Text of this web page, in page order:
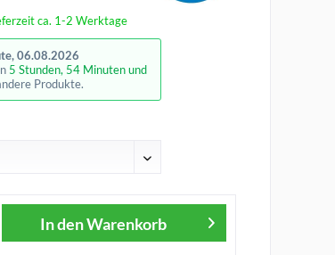
ca. 1-2 Werktage
06.08.2026
5 Stunden, 54 Minuten und
Produkte.
In denWarenkorb